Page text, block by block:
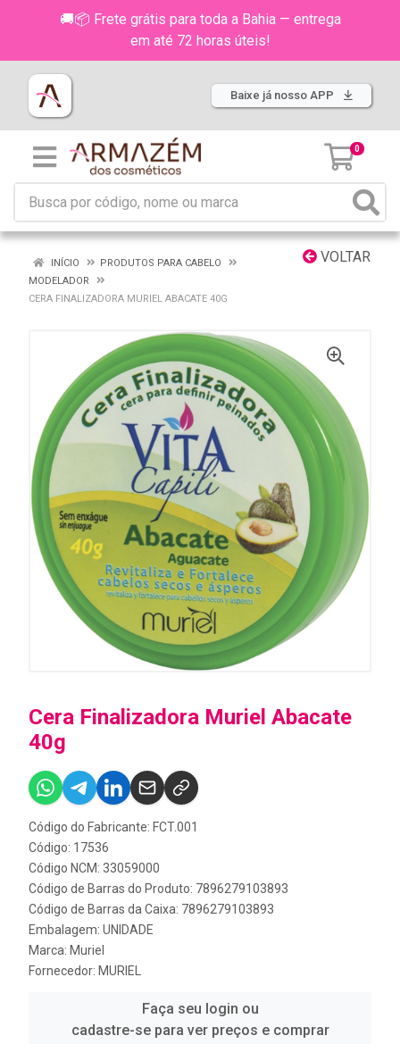
🚚📦 Frete grátis para toda a Bahia — entrega
em até 72 horas úteis!
Baixe já nosso APP
0
VOLTAR
INÍCIO
PRODUTOS PARA CABELO
MODELADOR
CERA FINALIZADORA MURIEL ABACATE 40G
Cera Finalizadora Muriel Abacate
40g
Código do Fabricante: FCT.001
Código: 17536
Código NCM: 33059000
Código de Barras do Produto: 7896279103893
Código de Barras da Caixa: 7896279103893
Embalagem: UNIDADE
Marca: Muriel
Fornecedor: MURIEL
Faça seu login ou
cadastre-se para ver preços e comprar